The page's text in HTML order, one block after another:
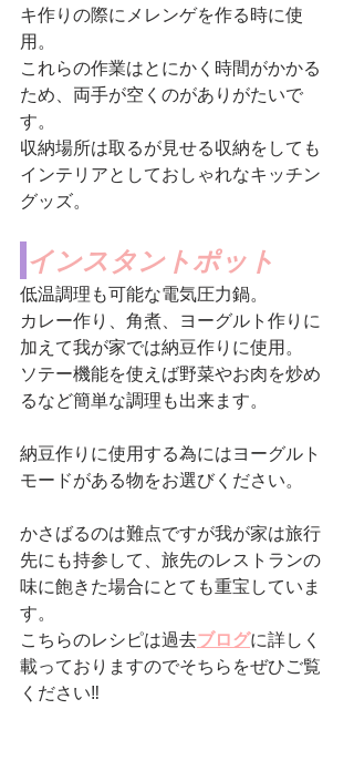
キ作りの際にメレンゲを作る時に使
用。
これらの作業はとにかく時間がかかる
ため、両手が空くのがありがたいで
す。
収納場所は取るが見せる収納をしても
インテリアとしておしゃれなキッチン
グッズ。
インスタントポット
低温調理も可能な電気圧力鍋。
カレー作り、角煮、ヨーグルト作りに
加えて我が家では納豆作りに使用。
ソテー機能を使えば野菜やお肉を炒め
るなど簡単な調理も出来ます。
納豆作りに使用する為にはヨーグルト
モードがある物をお選びください。
かさばるのは難点ですが我が家は旅行
先にも持参して、旅先のレストランの
味に飽きた場合にとても重宝していま
す。
こちらのレシピは過去ブログに詳しく
載っておりますのでそちらをぜひご覧
ください‼︎